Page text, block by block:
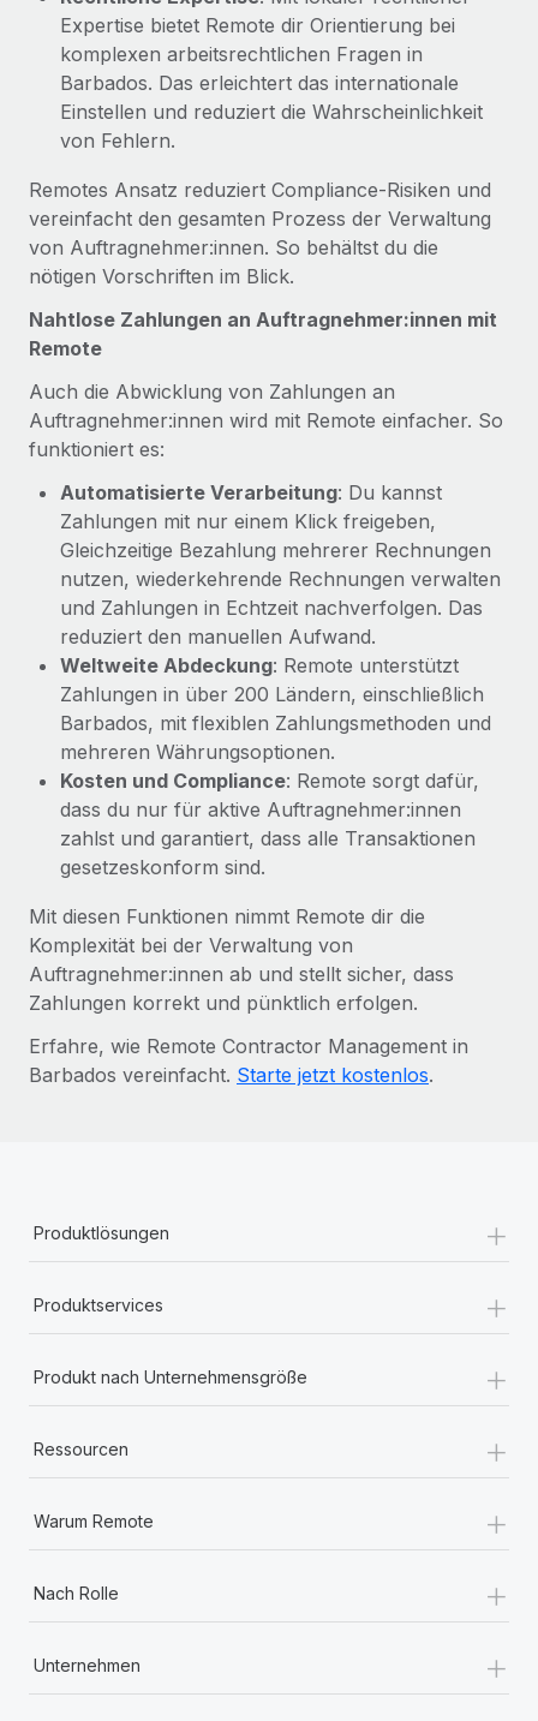
Expertise bietet Remote dir Orientierung bei
komplexen arbeitsrechtlichen Fragen in
Barbados. Das erleichtert das internationale
Einstellen und reduziert die Wahrscheinlichkeit
von Fehlern.
Remotes Ansatz reduziert Compliance‑Risiken und
vereinfacht den gesamten Prozess der Verwaltung
von Auftragnehmer:innen. So behältst du die
nötigen Vorschriften im Blick.
Nahtlose Zahlungen an Auftragnehmer:innen mit
Remote
Auch die Abwicklung von Zahlungen an
Auftragnehmer:innen wird mit Remote einfacher. So
funktioniert es:
Automatisierte Verarbeitung: Du kannst
Zahlungen mit nur einem Klick freigeben,
Gleichzeitige Bezahlung mehrerer Rechnungen
nutzen, wiederkehrende Rechnungen verwalten
und Zahlungen in Echtzeit nachverfolgen. Das
reduziert den manuellen Aufwand.
Weltweite Abdeckung: Remote unterstützt
Zahlungen in über 200 Ländern, einschließlich
Barbados, mit flexiblen Zahlungsmethoden und
mehreren Währungsoptionen.
Kosten und Compliance: Remote sorgt dafür,
dass du nur für aktive Auftragnehmer:innen
zahlst und garantiert, dass alle Transaktionen
gesetzeskonform sind.
Mit diesen Funktionen nimmt Remote dir die
Komplexität bei der Verwaltung von
Auftragnehmer:innen ab und stellt sicher, dass
Zahlungen korrekt und pünktlich erfolgen.
Erfahre, wie Remote Contractor Management in
Barbados vereinfacht. Starte jetzt kostenlos.
Produktlösungen +
Produktservices +
Produkt nach Unternehmensgröße +
Ressourcen +
Warum Remote +
Nach Rolle +
Unternehmen
+